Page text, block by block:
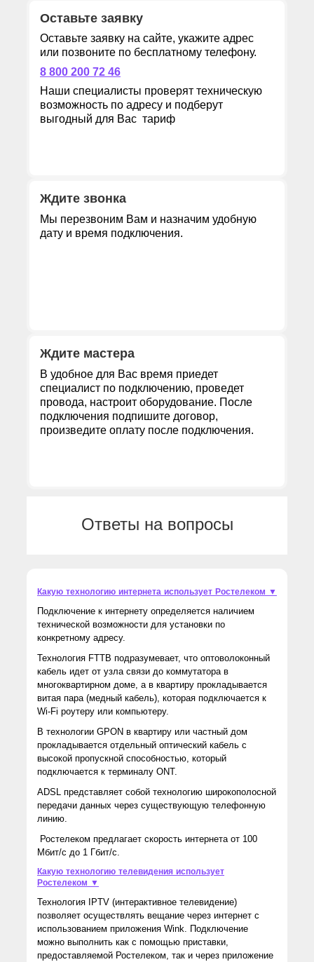
Оставьте заявку
Оставьте заявку на сайте, укажите адрес
или позвоните по бесплатному телефону.
8 800 200 72 46
Наши специалисты проверят техническую
возможность по адресу и подберут
выгодный для Вас тариф
Ждите звонка
Мы перезвоним Вам и назначим удобную
дату и время подключения.
Ждите мастера
В удобное для Вас время приедет
специалист по подключению, проведет
провода, настроит оборудование. После
подключения подпишите договор,
произведите оплату после подключения.
Ответы на вопросы
Какую технологию интернета использует Ростелеком ▼
Подключение к интернету определяется наличием
технической возможности для установки по
конкретному адресу.
Технология FTTB подразумевает, что оптоволоконный
кабель идет от узла связи до коммутатора в
многоквартирном доме, а в квартиру прокладывается
витая пара (медный кабель), которая подключается к
Wi-Fi роутеру или компьютеру.
В технологии GPON в квартиру или частный дом
прокладывается отдельный оптический кабель с
высокой пропускной способностью, который
подключается к терминалу ONT.
ADSL представляет собой технологию широкополосной
передачи данных через существующую телефонную
линию.
Ростелеком предлагает скорость интернета от 100
Мбит/с до 1 Гбит/с.
Какую технологию телевидения использует
Ростелеком ▼
Технология IPTV (интерактивное телевидение)
позволяет осуществлять вещание через интернет с
использованием приложения Wink. Подключение
можно выполнить как с помощью приставки,
предоставляемой Ростелеком, так и через приложение